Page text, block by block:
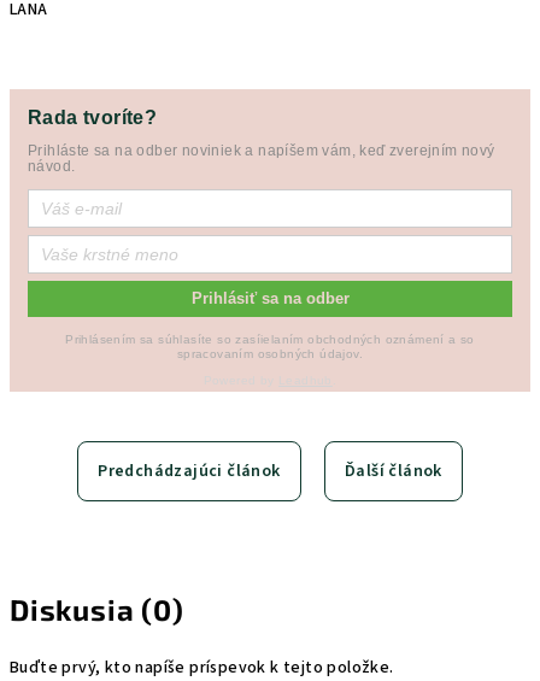
LANA
Rada tvoríte?
Prihláste sa na odber noviniek a napíšem vám, keď zverejním nový
návod.
Prihlásiť sa na odber
Prihlásením sa súhlasíte so zasíielaním obchodných oznámení a so
spracovaním osobných údajov.
Predchádzajúci článok Ďalší článok
Diskusia (0)
Buďte prvý, kto napíše príspevok k tejto položke.